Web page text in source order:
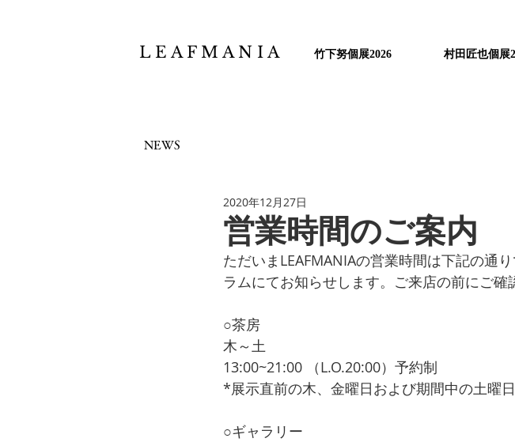
L E A F M A N I A 竹下努個展2026 村田匠也個展
NEWS
営業時間のご案内
2020年12月27日
ただいまLEAFMANIAの営業時間は下記の通
ラムにてお知らせします。ご来店の前にご確
○茶房
木～土
13:00~21:00 （L.O.20:00）予約制
*展示直前の木、金曜日および期間中の土曜
○ギャラリー